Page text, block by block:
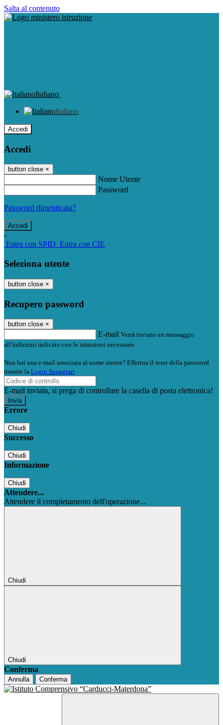
Salta al contenuto
Italiano
Italiano
Accedi
Accedi
button close ×
Nome Utente
Password
Password dimenticata?
-
Entra con SPID Entra con CIE
Seleziona utente
button close ×
Recupero password
button close ×
E-mail Verrà inviato un messaggio
all'indirizzo indicato con le istruzioni necessarie.
Non hai una e-mail associata al nome utente? Effettua il reset della password
tramite la Login Spaggiari
E-mail inviata, si prega di controllare la casella di posta elettronica!
Errore
Chiudi
Successo
Chiudi
Informazione
Chiudi
Attendere...
Attendere il completamento dell'operazione...
Chiudi
Chiudi
Conferma
Annulla Conferma